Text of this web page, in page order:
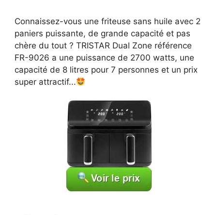
Connaissez-vous une friteuse sans huile avec 2
paniers puissante, de grande capacité et pas
chère du tout ? TRISTAR Dual Zone référence
FR-9026 a une puissance de 2700 watts, une
capacité de 8 litres pour 7 personnes et un prix
super attractif...